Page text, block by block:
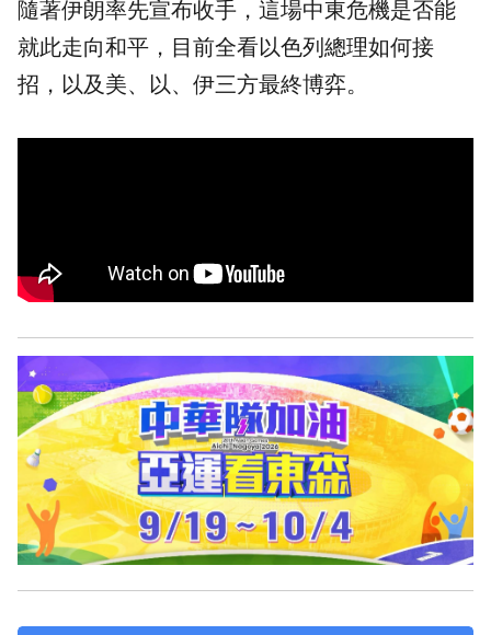
隨著伊朗率先宣布收手，這場中東危機是否能
就此走向和平，目前全看以色列總理如何接
招，以及美、以、伊三方最終博弈。